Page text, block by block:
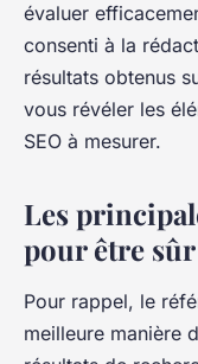
évaluer
consenti à la
résultats obtenus
vous révéler les
SEO à mesurer.
Les
pour être
Pour rappel, le
meilleure manière